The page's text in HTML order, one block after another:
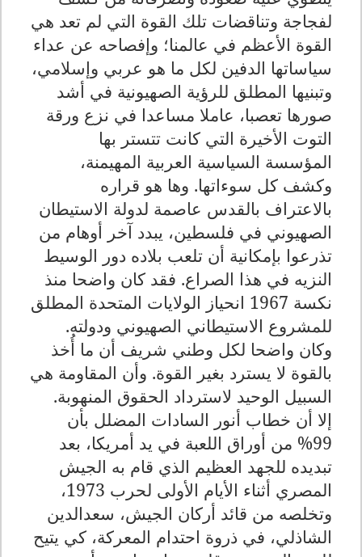
لفجاجة وتناقضات تلك القوة التي لم تعد هي
القوة الأعظم في عالمنا؛ وإفصاحه عن عداء
سياساتها الدفين لكل ما هو عربي وإسلامي،
وتبنيها المطلق للرؤية الصهيونية في أشد
صورها تعصبا، عاملا مساعدا في نزع ورقة
التوت الأخيرة التي كانت تتستر بها
المؤسسة السياسية العربية المهيمنة،
وكشف كل سوءاتها. وها هو قراره
بالاعتراف بالقدس عاصمة لدولة الاستيطان
الصهيوني في فلسطين، يبدد آخر أوهام من
تذرعوا بإمكانية أن تلعب بلاده دور الوسيط
النزيه في هذا الصراع. فقد كان واضحا منذ
نكسة 1967 انحياز الولايات المتحدة المطلق
للمشروع الاستيطاني الصهيوني ودولته.
وكان واضحا لكل وطني شريف أن ما أُخذ
بالقوة لا يسترد بغير القوة. وأن المقاومة هي
السبيل الوحيد لاسترداد الحقوق المنهوبة.
إلا أن خطاب أنور السادات المضلل بأن
99% من أوراق اللعبة في يد أمريكا، بعد
تبديده للجهد العظيم الذي قام به الجيش
المصري أثناء الأيام الأولى لحرب 1973،
وتخلصه من قائد أركان الجيش، سعدالدين
الشاذلي، في ذروة احتدام المعركة، كي يتيح